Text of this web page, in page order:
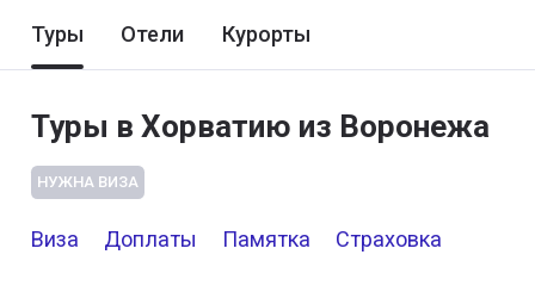
Туры Отели Курорты
Туры в Хорватию из Воронежа
НУЖНА ВИЗА
Виза Доплаты Памятка Страховка